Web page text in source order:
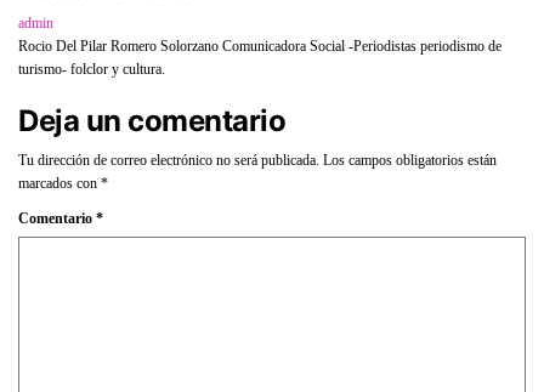
admin
Rocio Del Pilar Romero Solorzano Comunicadora Social -Periodistas periodismo de
turismo- folclor y cultura.
Deja un comentario
Tu dirección de correo electrónico no será publicada. Los campos obligatorios están
marcados con *
Comentario *